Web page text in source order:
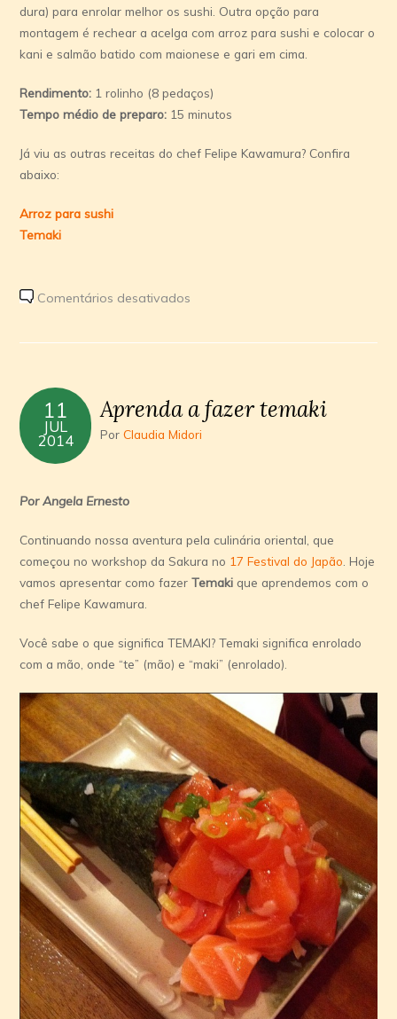
dura) para enrolar melhor os sushi. Outra opção para
montagem é rechear a acelga com arroz para sushi e colocar o
kani e salmão batido com maionese e gari em cima.
Rendimento: 1 rolinho (8 pedaços)
Tempo médio de preparo: 15 minutos
Já viu as outras receitas do chef Felipe Kawamura? Confira
abaixo:
Arroz para sushi
Temaki
Comentários desativados
Acelgamaki
11
JUL
2014
Aprenda a fazer temaki
PorClaudia Midori
Por Angela Ernesto
Continuando nossa aventura pela culinária oriental, que
começou no workshop da Sakura no 17 Festival do Japão . Hoje
vamos apresentar como fazerTemaki que aprendemos com o
chef Felipe Kawamura.
Você sabe o que significa TEMAKI? Temaki significa enrolado
com a mão, onde “te” (mão) e “maki” (enrolado).